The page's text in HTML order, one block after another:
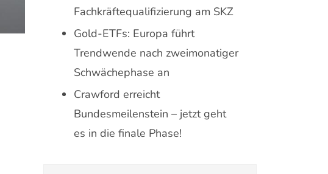
Fachkräftequalifizierung am SKZ
Gold-ETFs: Europa führt
Trendwende nach zweimonatiger
Schwächephase an
Crawford erreicht
Bundesmeilenstein – jetzt geht
es in die finale Phase!